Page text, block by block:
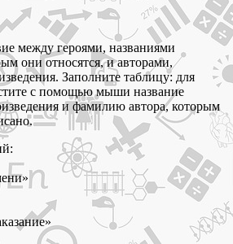
между героями, названиями
они относятся, и авторами,
Заполните таблицу: для
с помощью мыши название
и фамилию автора, которым